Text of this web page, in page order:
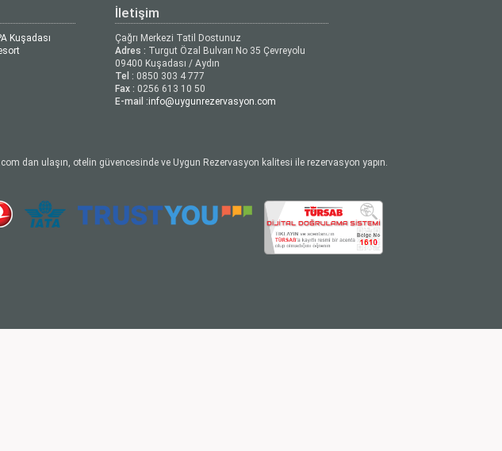
Kuşadası
İletişim
Çağrı Merkezi Tatil Dostunuz
Adres : Turgut Özal Bulvarı No 35 Çevreyolu
09400 Kuşadası / Aydın
Tel : 0850 303 4 777
Fax : 0256 613 10 50
E-mail :info@uygunrezervasyon.com
dan ulaşın, otelin güvencesinde ve Uygun Rezervasyon kalitesi ile rezervasyon yapın.